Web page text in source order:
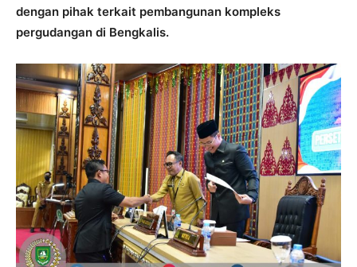
dengan pihak terkait pembangunan kompleks
pergudangan di Bengkalis.